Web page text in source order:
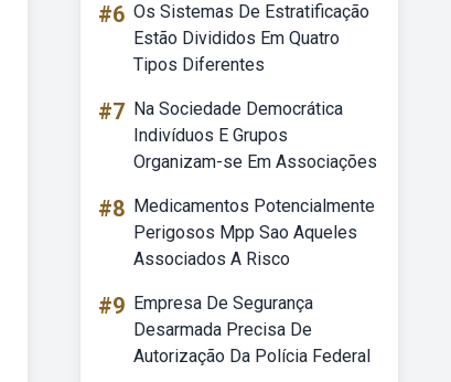
#6 Os Sistemas De Estratificação
Estão Divididos Em Quatro
Tipos Diferentes
#7 Na Sociedade Democrática
Indivíduos E Grupos
Organizam-se Em Associações
#8 Medicamentos Potencialmente
Perigosos Mpp Sao Aqueles
Associados A Risco
#9 Empresa De Segurança
Desarmada Precisa De
Autorização Da Polícia Federal